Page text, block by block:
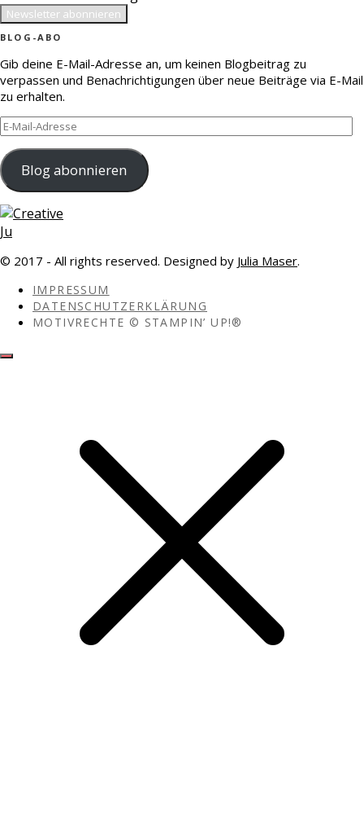
BLOG-ABO
Gib deine E-Mail-Adresse an, um keinen Blogbeitrag zu
verpassen und Benachrichtigungen über neue Beiträge via E-Mail
zu erhalten.
E-
Mail-
Adresse
Blog abonnieren
© 2017 - All rights reserved. Designed by Julia Maser.
IMPRESSUM
DATENSCHUTZERKLÄRUNG
MOTIVRECHTE © STAMPIN’ UP!®